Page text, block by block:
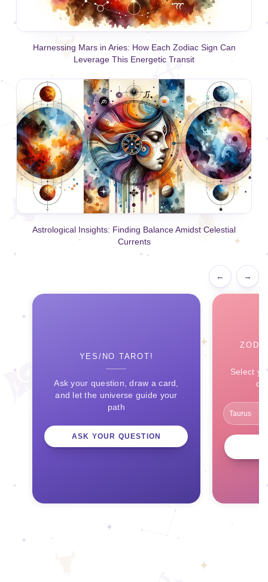
Harnessing Mars in Aries: How Each Zodiac Sign Can
Leverage This Energetic Transit
Astrological Insights: Finding Balance Amidst Celestial
Currents
← →
YES/NO TAROT!
Ask your question, draw a card,
and let the universe guide your
path
ASK YOUR QUESTION
Select